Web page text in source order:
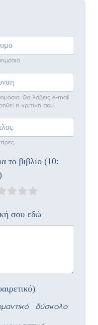
Θα λάβεις e-mail
η κριτική σου.
το βιβλίο (10:
σου εδώ
δύσκολο